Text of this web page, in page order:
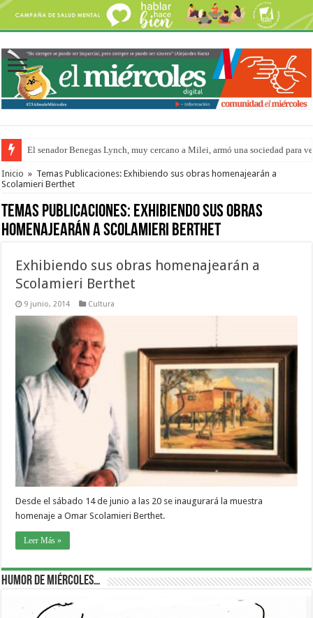
El senador Benegas Lynch, muy cercano a Milei, armó una sociedad para
El gobierno baja el capítulo de extranjerización de tierras
Inicio » Temas Publicaciones: Exhibiendo sus obras homenajearán a
Scolamieri Berthet
Temas Publicaciones: Exhibiendo sus obras
homenajearán a Scolamieri Berthet
Exhibiendo sus obras homenajearán a
Scolamieri Berthet
9 junio, 2014 Cultura
Desde el sábado 14 de junio a las 20 se inaugurará la muestra
homenaje a Omar Scolamieri Berthet.
Leer Más »
Humor de Miércoles…